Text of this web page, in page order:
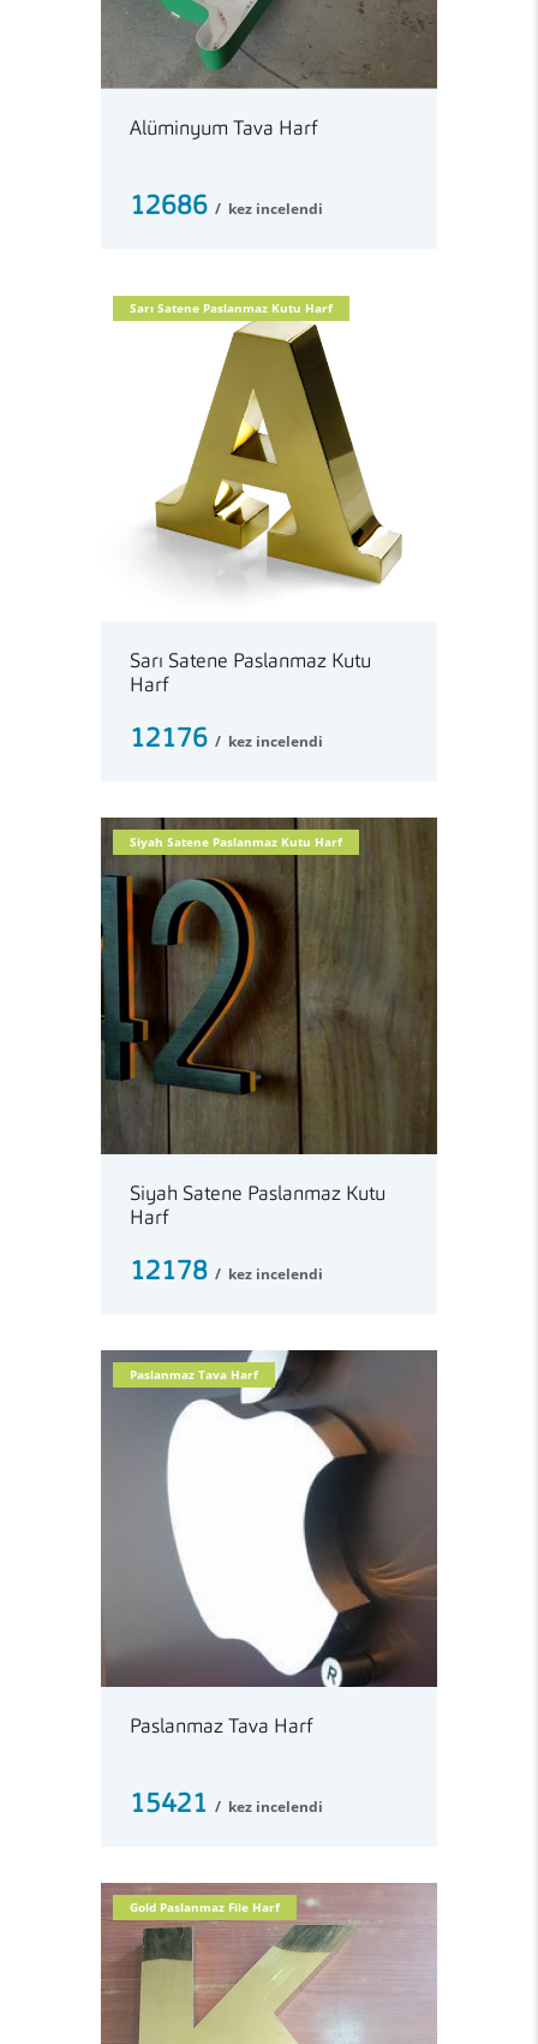
Alüminyum Tava Harf
12686 kez incelendi
Sarı Satene Paslanmaz Kutu Harf
Sarı Satene Paslanmaz Kutu
Harf
12176 kez incelendi
Siyah Satene Paslanmaz Kutu Harf
Siyah Satene Paslanmaz Kutu
Harf
12178 kez incelendi
Paslanmaz Tava Harf
Paslanmaz Tava Harf
15421 kez incelendi
Gold Paslanmaz File Harf